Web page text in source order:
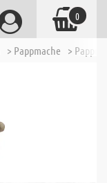
> Pappmache >
0